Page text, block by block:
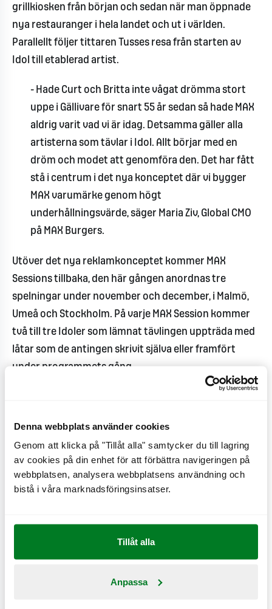
Denna webbplats använder cookies
Genom att klicka på "Tillåt alla" samtycker du till lagring
av cookies på din enhet för att förbättra navigeringen på
webbplatsen, analysera webbplatsens användning och
bistå i våra marknadsföringsinsatser.
Tillåt alla
Anpassa
grillkiosken från början och sedan när man öppnade
nya restauranger i hela landet och ut i världen.
Parallellt följer tittaren Tusses resa från starten av
Idol till etablerad artist.
- Hade Curt och Britta inte vågat drömma stort
uppe i Gällivare för snart 55 år sedan så hade MAX
aldrig varit vad vi är idag. Detsamma gäller alla
artisterna som tävlar i Idol. Allt börjar med en
dröm och modet att genomföra den. Det har fått
stå i centrum i det nya konceptet där vi bygger
MAX varumärke genom högt
underhållningsvärde, säger Maria Ziv, Global CMO
på MAX Burgers.
Utöver det nya reklamkonceptet kommer MAX
Sessions tillbaka, den här gången anordnas tre
spelningar under november och december, i Malmö,
Umeå och Stockholm. På varje MAX Session kommer
två till tre Idoler som lämnat tävlingen uppträda med
låtar som de antingen skrivit själva eller framfört
under programmets gång.
sponsorskapet vidare från nationell till lokal nivå.
Idolerna får chans att möta sina fans under lokala
hyllningskonserter och en arena att bygga vidare
sina musikdrömmar på. I år har vi satsat på tre
möjlighet att se spelningarna live sänds de också
I kombination med kampanjen ”Stolt sponsor av stora